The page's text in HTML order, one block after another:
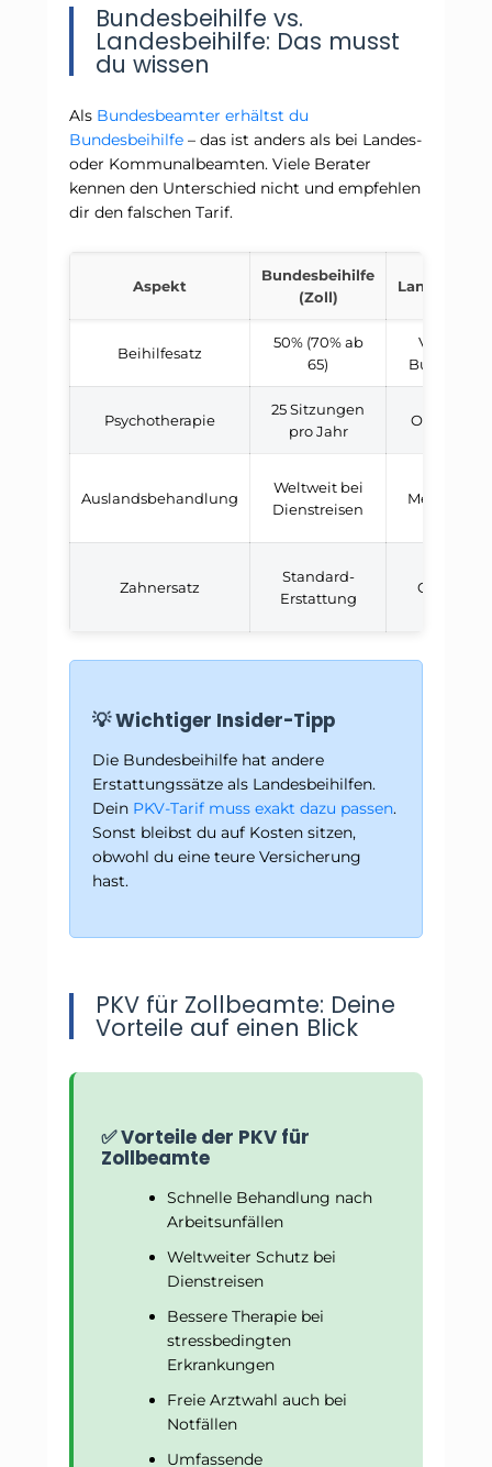
Bundesbeihilfe vs.
Landesbeihilfe: Das musst
du wissen
Als Bundesbeamter erhältst du
Bundesbeihilfe – das ist anders als bei Landes-
oder Kommunalbeamten. Viele Berater
kennen den Unterschied nicht und empfehlen
dir den falschen Tarif.
Aspekt
Bundesbeihilfe
(Zoll)
Beihilfesatz
50% (70% ab
65)
Variiert je
Psychotherapie
25 Sitzungen
pro Jahr
Oft
Auslandsbehandlung
Weltweit bei
Dienstreisen
Meist nur
Zahnersatz
Standard-
Erstattung
Oft besser
💡 Wichtiger Insider-Tipp
Die Bundesbeihilfe hat andere
Erstattungssätze als Landesbeihilfen.
Dein PKV-Tarif muss exakt dazu passen.
Sonst bleibst du auf Kosten sitzen,
obwohl du eine teure Versicherung
hast.
PKV für Zollbeamte: Deine
Vorteile auf einen Blick
✅ Vorteile der PKV für
Zollbeamte
Schnelle Behandlung nach
Arbeitsunfällen
Weltweiter Schutz bei
Dienstreisen
Bessere Therapie bei
stressbedingten
Erkrankungen
Freie Arztwahl auch bei
Notfällen
Umfassende